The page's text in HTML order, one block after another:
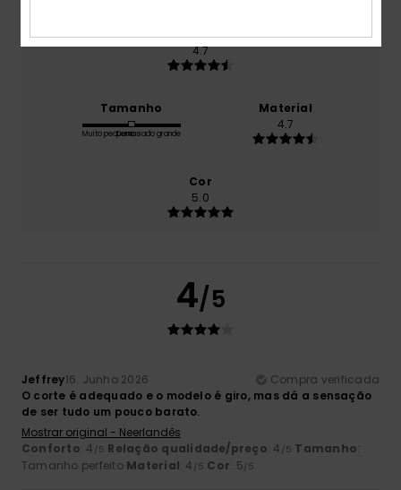
Relação qualidade/preço
4.7
Tamanho
Muito pequenoDemasiado grande
Material
4.7
Cor
5.0
4/5
Jeffrey16. Junho 2026
Compra verificada
O corte é adequado e o modelo é giro, mas dá a sensação
de ser tudo um pouco barato.
Mostrar original - Neerlandês
Conforto: 4 /5 Relação qualidade/preço: 4 /5 Tamanho:
Tamanho perfeito Material: 4 /5 Cor: 5/5